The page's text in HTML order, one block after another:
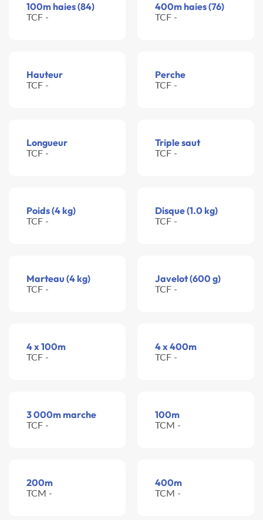
100m haies (84)
TCF -
400m haies (76)
TCF -
Hauteur
TCF -
Perche
TCF -
Longueur
TCF -
Triple saut
TCF -
Poids (4 kg)
TCF -
Disque (1.0 kg)
TCF -
Marteau (4 kg)
TCF -
Javelot (600 g)
TCF -
4 x 100m
TCF -
4 x 400m
TCF -
3 000m marche
TCF -
100m
TCM -
200m
TCM -
400m
TCM -